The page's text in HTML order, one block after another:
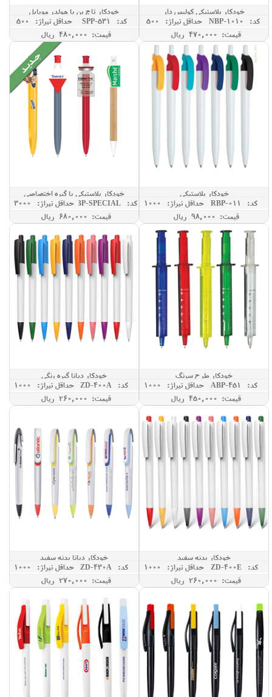
خودکار پلاستیکی کولیس دار
کد: NBP-1010
حداقل تيراژ: 500
قیمت: 470,000 ريال
خودکار تاچ پن با هولدر موبایل
کد: SPP-531
حداقل تيراژ: 500
قیمت: 480,000 ريال
خودکار پلاستیکی
کد: RBP-011
حداقل تيراژ: 1000
قیمت: 98,000 ريال
خودکار پلاستیکی با گیره اختصاصی
کد: RBP-SPECIAL
حداقل تيراژ: 3000
قیمت: 680,000 ريال
خودکار طرح سرنگ
کد: ABP-451
حداقل تيراژ: 1000
قیمت: 450,000 ريال
خودکار دیانا گیره رنگی
کد: ZD-400A
حداقل تيراژ: 1000
قیمت: 260,000 ريال
خودکار بدنه سفید
کد: ZD-400E
حداقل تيراژ: 1000
قیمت: 260,000 ريال
خودکار دیانا بدنه سفید
کد: ZD-430A
حداقل تيراژ: 1000
قیمت: 270,000 ريال